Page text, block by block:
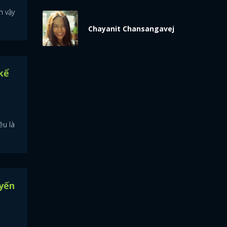
vậy
là
Chayanit Chansangavej